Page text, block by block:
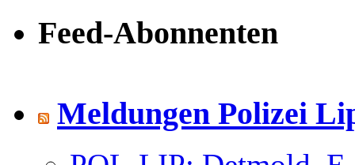
Feed-Abonnenten
Meldungen Polizei